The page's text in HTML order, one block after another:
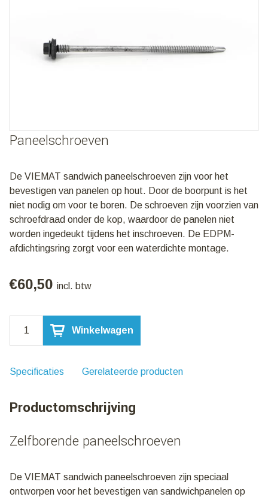
Paneelschroeven
De VIEMAT sandwich paneelschroeven zijn voor het
bevestigen van panelen op hout. Door de boorpunt is het
niet nodig om voor te boren. De schroeven zijn voorzien van
schroefdraad onder de kop, waardoor de panelen niet
worden ingedeukt tijdens het inschroeven. De EDPM-
afdichtingsring zorgt voor een waterdichte montage.
€60,50 incl. btw
Zelfborende
Paneelschroef
6,3x135mm
Verzinkt
|
aantal
Winkelwagen
Specificaties Gerelateerde producten
Productomschrijving
Zelfborende paneelschroeven
De VIEMAT sandwich paneelschroeven zijn speciaal
ontworpen voor het bevestigen van sandwichpanelen op